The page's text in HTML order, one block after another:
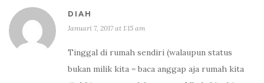
DIAH
Januari 7, 2017 at 1:15 am
Tinggal di rumah sendiri (walaupun status
bukan milik kita = baca anggap aja rumah kita